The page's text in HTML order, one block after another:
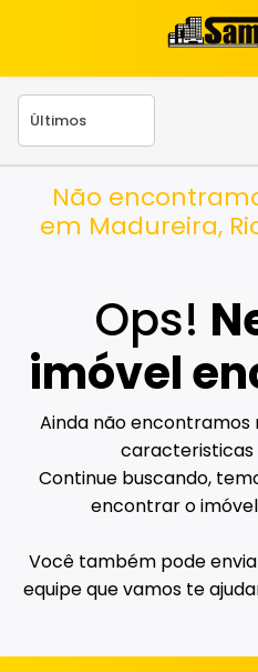
Não
em Madureira,
Ops!
imóvel
Ainda não encontramos
caracteristicas
Continue buscando,
encontrar o imóvel
Você também pode
equipe que vamos te